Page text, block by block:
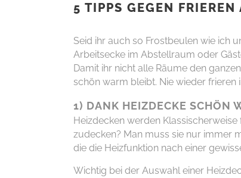
5 TIPPS GEGEN
Seid ihr auch so Frostbeulen wie ich
Arbeitsecke im Abstellraum oder
Damit ihr nicht alle Räume den
schön warm bleibt. Nie wieder frieren
1) DANK HEIZDECKE SCHÖN
Heizdecken werden
zudecken? Man muss sie nur immer
die die Heizfunktion nach einer
Wichtig bei der Auswahl einer